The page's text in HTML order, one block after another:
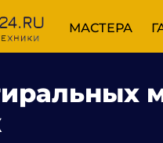
МАСТЕРА